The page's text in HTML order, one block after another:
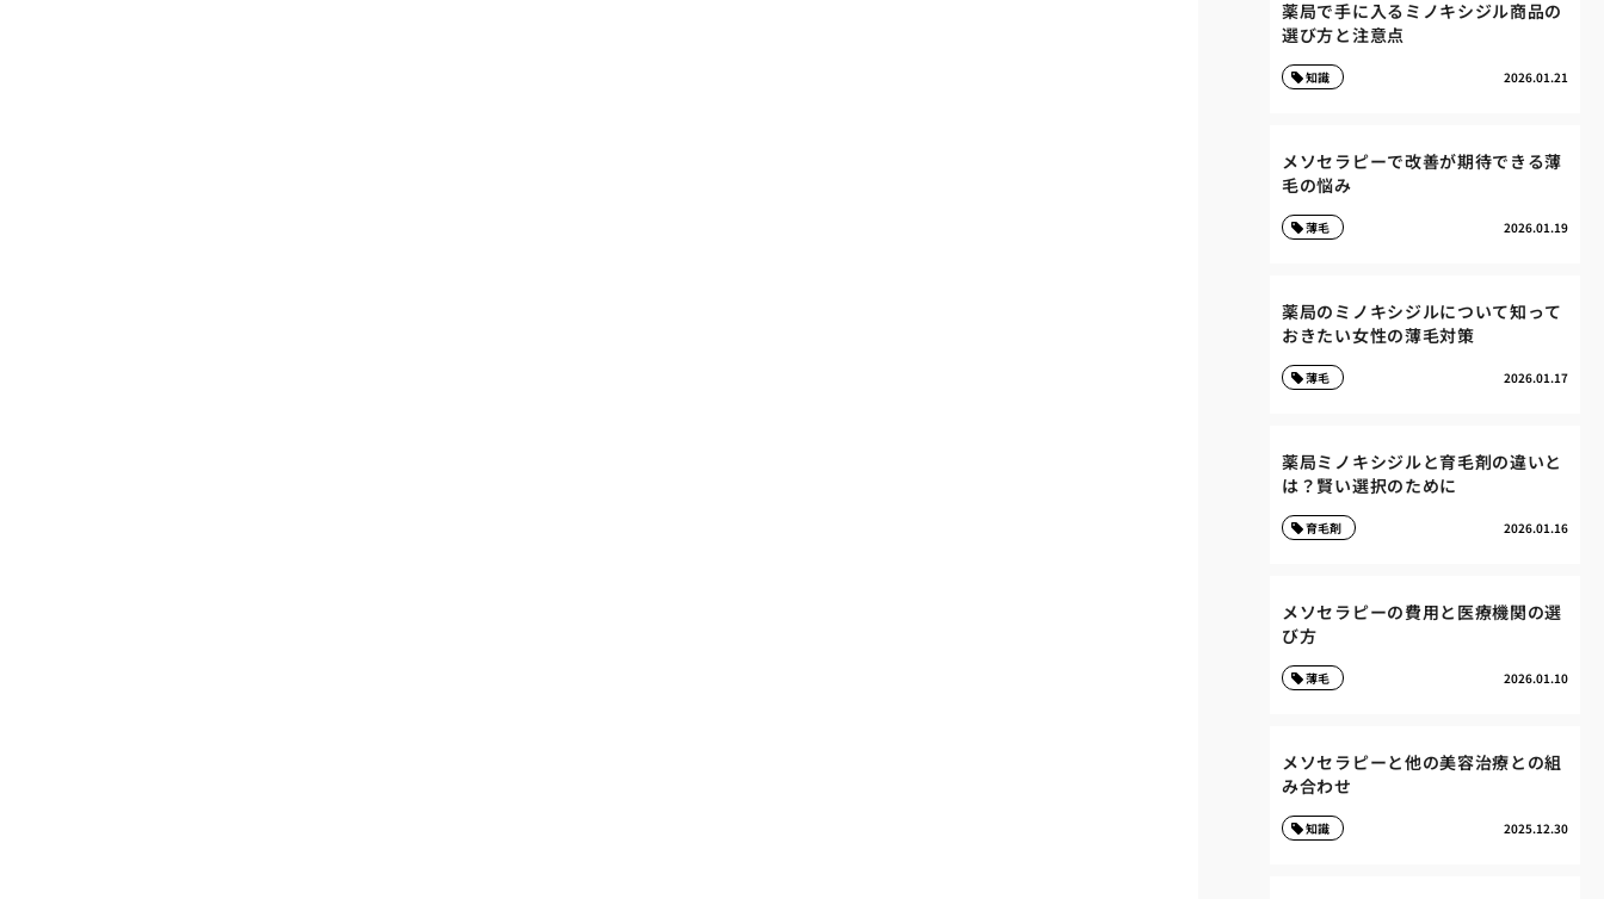
薬局で手に入るミノキシジル商品の
選び方と注意点
2026.01.21
知識
メソセラピーで改善が期待できる薄
毛の悩み
2026.01.19
薄毛
薬局のミノキシジルについて知って
おきたい女性の薄毛対策
2026.01.17
薄毛
薬局ミノキシジルと育毛剤の違いと
は？賢い選択のために
2026.01.16
育毛剤
メソセラピーの費用と医療機関の選
び方
2026.01.10
薄毛
メソセラピーと他の美容治療との組
み合わせ
2025.12.30
知識